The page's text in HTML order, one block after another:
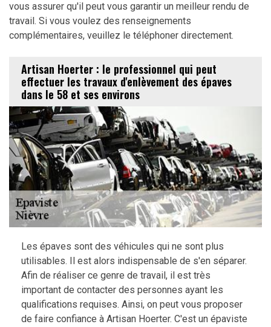
vous assurer qu'il peut vous garantir un meilleur rendu de
travail. Si vous voulez des renseignements
complémentaires, veuillez le téléphoner directement.
Artisan Hoerter : le professionnel qui peut
effectuer les travaux d'enlèvement des épaves
dans le 58 et ses environs
Les épaves sont des véhicules qui ne sont plus
utilisables. Il est alors indispensable de s'en séparer.
Afin de réaliser ce genre de travail, il est très
important de contacter des personnes ayant les
qualifications requises. Ainsi, on peut vous proposer
de faire confiance à Artisan Hoerter. C'est un épaviste